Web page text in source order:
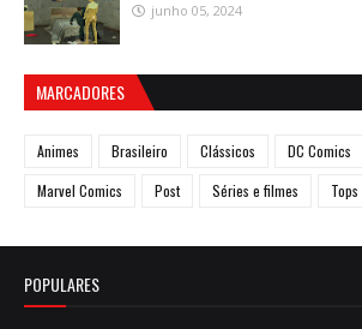
junho 05, 2024
MARCADORES
Animes Brasileiro Clássicos DC Comics
Marvel Comics
Post Séries e filmes Tops
POPULARES